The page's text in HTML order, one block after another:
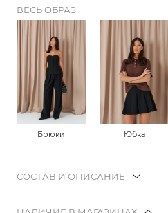
ВЕСЬ ОБРАЗ:
Брюки Юбка
СОСТАВ И ОПИСАНИЕ